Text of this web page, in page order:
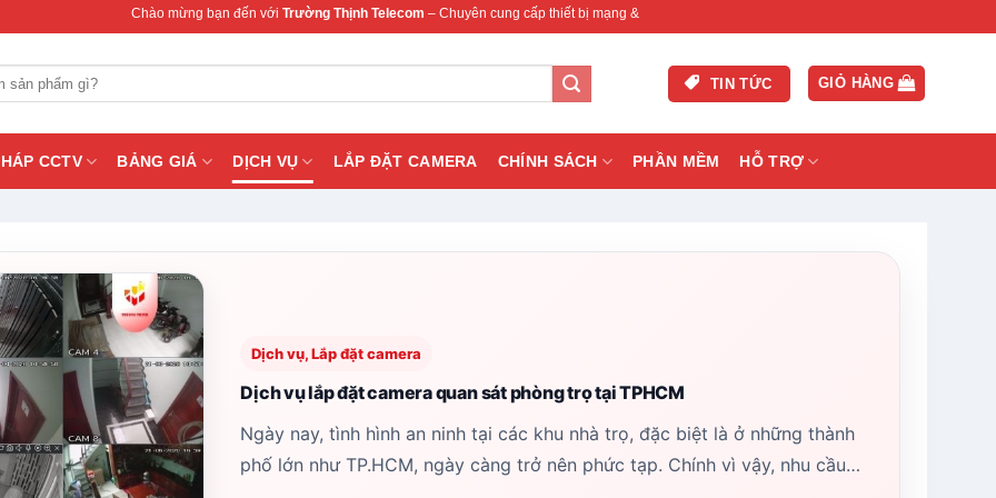
Chào mừng bạn đến vớiTrường Thịnh Telecom– Chuyên cung cấp thiết bị mạng & camera chính hãng, bảo hành , hỗ trợ nhanh.
TIN TỨC GIỎ HÀNG
CCTV BẢNG GIÁ DỊCH VỤ LẮP ĐẶT CAMERA CHÍNH SÁCH PHẦN MỀM HỖ TRỢ
Dịch vụ, Lắp đặt camera
Dịch vụ lắp đặt camera quan sát phòng trọ tại TPHCM
Ngày nay, tình hình an ninh tại các khu nhà trọ, đặc biệt là ở những thành
phố lớn như TP.HCM, ngày càng trở nên phức tạp. Chính vì vậy, nhu cầu…